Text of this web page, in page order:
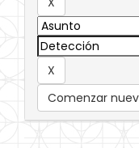
Comenzar